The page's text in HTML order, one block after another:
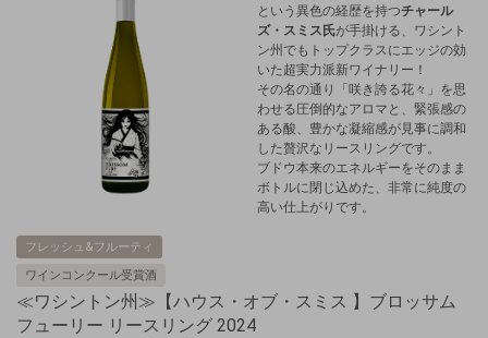
という異色の経歴を持つチャール
ズ・スミス氏が手掛ける、ワシント
ン州でもトップクラスにエッジの効
いた超実力派新ワイナリー！
その名の通り「咲き誇る花々」を思
わせる圧倒的なアロマと、緊張感の
ある酸、豊かな凝縮感が見事に調和
した贅沢なリースリングです。
ブドウ本来のエネルギーをそのまま
ボトルに閉じ込めた、非常に純度の
高い仕上がりです。
フレッシュ&フルーティ
ワインコンクール受賞酒
≪ワシントン州≫【ハウス・オブ・スミス 】ブロッサム
フューリー リースリング 2024